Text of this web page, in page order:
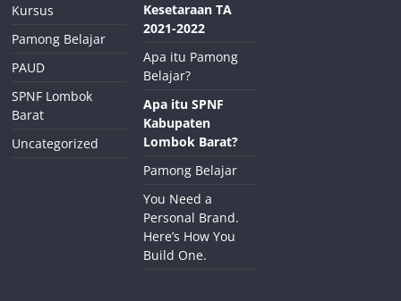
Kursus
Pamong Belajar
PAUD
SPNF Lombok
Barat
Uncategorized
Kesetaraan TA
2021-2022
Apa itu Pamong
Belajar?
Apa itu SPNF
Kabupaten
Lombok Barat?
Pamong Belajar
You Need a
Personal Brand.
Here’s How You
Build One.